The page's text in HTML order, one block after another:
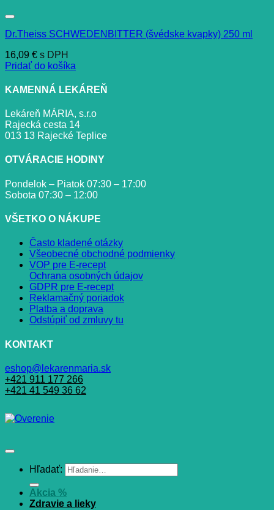
Dr.Theiss SCHWEDENBITTER (švédske kvapky) 250 ml
16,09 € s DPH
Pridať do košíka
KAMENNÁ LEKÁREŇ
Lekáreň MÁRIA, s.r.o
Rajecká cesta 14
013 13 Rajecké Teplice
OTVÁRACIE HODINY
Pondelok – Piatok 07:30 – 17:00
Sobota 07:30 – 12:00
VŠETKO O NÁKUPE
Často kladené otázky
Všeobecné obchodné podmienky
VOP pre E-recept
Ochrana osobných údajov
GDPR pre E-recept
Reklamačný poriadok
Platba a doprava
Odstúpiť od zmluvy tu
KONTAKT
eshop@lekarenmaria.sk
+421 911 177 266
+421 41 549 36 62
Hľadať:
Akcia %
Zdravie a lieky